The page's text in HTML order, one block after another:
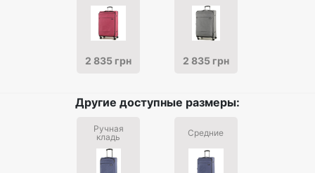
2 835 грн 2 835 грн
Другие доступные размеры:
Ручная
кладь
Средние